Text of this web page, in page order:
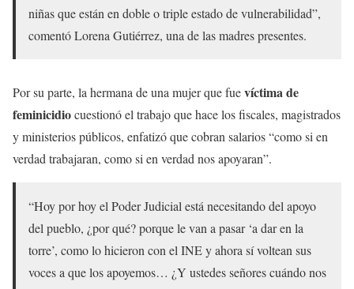
niñas que están en doble o triple estado de vulnerabilidad”,
comentó Lorena Gutiérrez, una de las madres presentes.
Por su parte, la hermana de una mujer que fuevíctima de
feminicidiocuestionó el trabajo que hace los fiscales, magistrados
y ministerios públicos, enfatizó que cobran salarios “como si en
verdad trabajaran, como si en verdad nos apoyaran”.
“Hoy por hoy el Poder Judicial está necesitando del apoyo
del pueblo, ¿por qué? porque le van a pasar ‘a dar en la
torre’, como lo hicieron con el INE y ahora sí voltean sus
voces a que los apoyemos… ¿Y ustedes señores cuándo nos